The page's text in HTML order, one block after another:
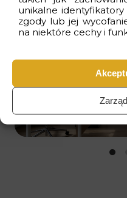
unikalne
zgody lub jej
na niektóre cechy i